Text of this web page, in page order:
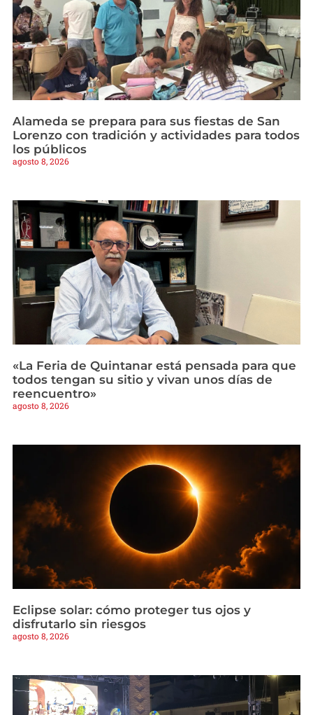
Alameda se prepara para sus fiestas de San
Lorenzo con tradición y actividades para todos
los públicos
agosto 8, 2026
«La Feria de Quintanar está pensada para que
todos tengan su sitio y vivan unos días de
reencuentro»
agosto 8, 2026
Eclipse solar: cómo proteger tus ojos y
disfrutarlo sin riesgos
agosto 8, 2026